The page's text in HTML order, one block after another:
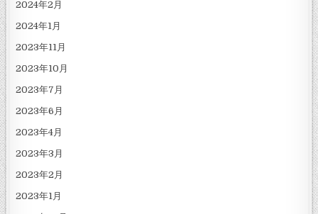
2024年2月
2024年1月
2023年11月
2023年10月
2023年7月
2023年6月
2023年4月
2023年3月
2023年2月
2023年1月